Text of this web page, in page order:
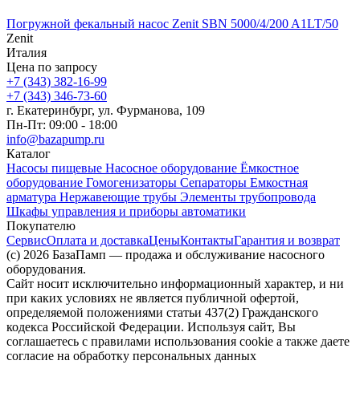
Погружной фекальный насос Zenit SBN 5000/4/200 A1LT/50
Zenit
Италия
Цена по запросу
+7 (343) 382-16-99
+7 (343) 346-73-‬60
г. Екатеринбург, ул. Фурманова, 109
Пн-Пт: 09:00 - 18:00
info@bazapump.ru
Каталог
Насосы пищевые Насосное оборудование Ёмкостное
оборудование Гомогенизаторы Сепараторы Емкостная
арматура Нержавеющие трубы Элементы трубопровода
Шкафы управления и приборы автоматики
Покупателю
СервисОплата и доставкаЦеныКонтактыГарантия и возврат
(c) 2026 БазаПамп — продажа и обслуживание насосного
оборудования.
Сайт носит исключительно информационный характер, и ни
при каких условиях не является публичной офертой,
определяемой положениями статьи 437(2) Гражданского
кодекса Российской Федерации. Используя сайт, Вы
соглашаетесь с правилами использования cookie а также даете
согласие на обработку персональных данных